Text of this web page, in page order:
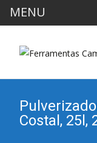
Costal, 25l,
MENU